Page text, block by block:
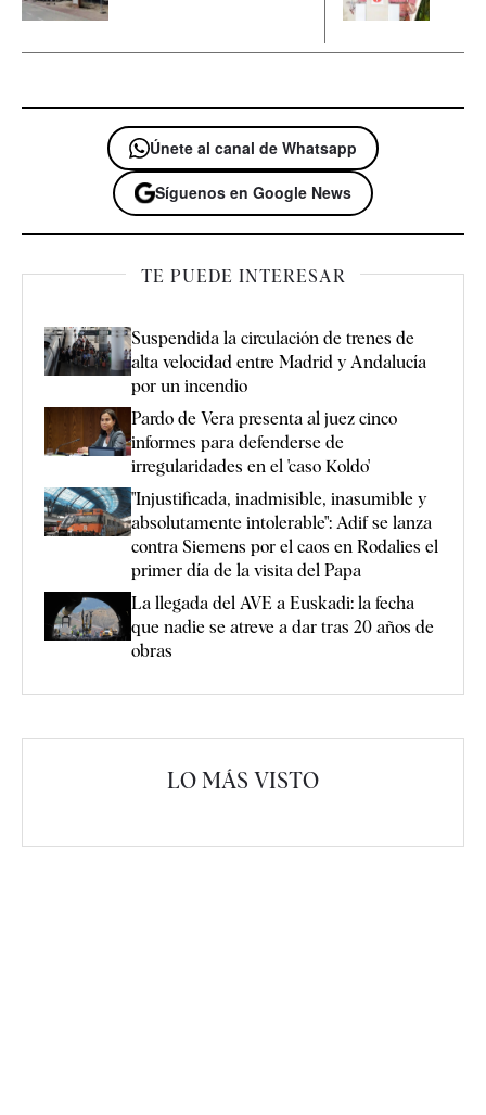
Únete al canal de Whatsapp
Síguenos en Google News
TE PUEDE INTERESAR
Suspendida la circulación de trenes de
alta velocidad entre Madrid y Andalucía
por un incendio
Pardo de Vera presenta al juez cinco
informes para defenderse de
irregularidades en el 'caso Koldo'
"Injustificada, inadmisible, inasumible y
absolutamente intolerable": Adif se lanza
contra Siemens por el caos en Rodalies el
primer día de la visita del Papa
La llegada del AVE a Euskadi: la fecha
que nadie se atreve a dar tras 20 años de
obras
LO MÁS VISTO